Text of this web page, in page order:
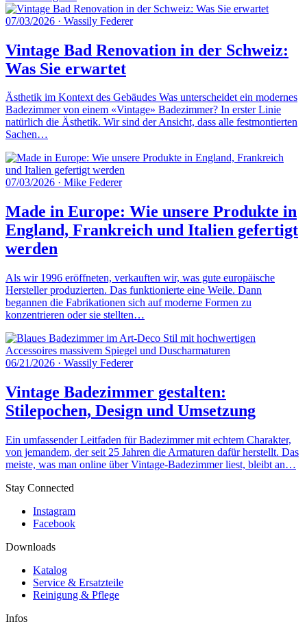
07/03/2026 · Wassily Federer
Vintage Bad Renovation in der Schweiz:
Was Sie erwartet
Ästhetik im Kontext des Gebäudes Was unterscheidet ein modernes
Badezimmer von einem «Vintage» Badezimmer? In erster Linie
natürlich die Ästhetik. Wir sind der Ansicht, dass alle festmontierten
Sachen…
07/03/2026 · Mike Federer
Made in Europe: Wie unsere Produkte in
England, Frankreich und Italien gefertigt
werden
Als wir 1996 eröffneten, verkauften wir, was gute europäische
Hersteller produzierten. Das funktionierte eine Weile. Dann
begannen die Fabrikationen sich auf moderne Formen zu
konzentrieren oder sie stellten…
06/21/2026 · Wassily Federer
Vintage Badezimmer gestalten:
Stilepochen, Design und Umsetzung
Ein umfassender Leitfaden für Badezimmer mit echtem Charakter,
von jemandem, der seit 25 Jahren die Armaturen dafür herstellt. Das
meiste, was man online über Vintage-Badezimmer liest, bleibt an…
Stay Connected
Instagram
Facebook
Downloads
Katalog
Service & Ersatzteile
Reinigung & Pflege
Infos